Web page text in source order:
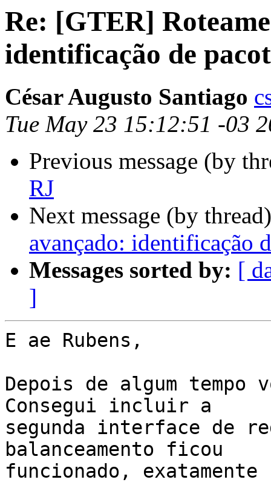
Re: [GTER]
identificação de
César Augusto Santiago
Tue May 23 15:12:51 -03
Previous message (by
RJ
Next message (by
avançado: identificação
Messages sorted by: [
]
E ae Rubens,
Depois de algum
Consegui incluir a
segunda interface de
balanceamento ficou
funcionado,